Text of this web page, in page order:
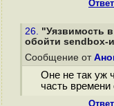
26. "Уязвимость
обойти sendbox-
Сообщение от
Оне не так уж
часть времени